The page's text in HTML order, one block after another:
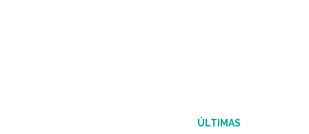
ÚLTIMAS